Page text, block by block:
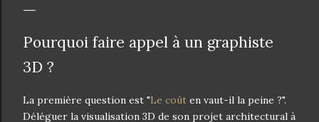
Pourquoi faire appel à un graphiste
3D ?
La première question est "Le coût en vaut-il la peine ?".
Déléguer la visualisation 3D de son projet architectural à